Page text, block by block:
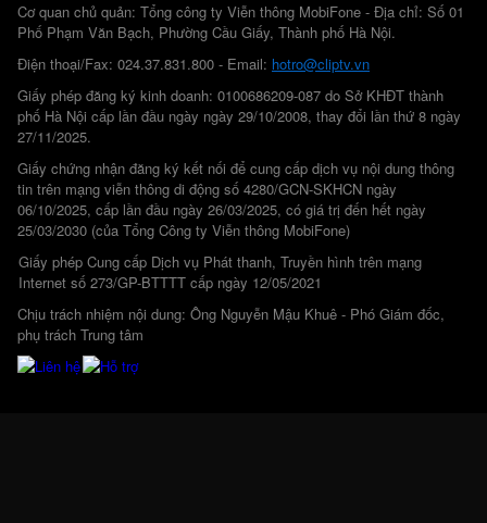
Cơ quan chủ quản: Tổng công ty Viễn thông MobiFone - Địa chỉ: Số 01
Phố Phạm Văn Bạch, Phường Cầu Giấy, Thành phố Hà Nội.
Điện thoại/Fax: 024.37.831.800 - Email: hotro@cliptv.vn
Giấy phép đăng ký kinh doanh: 0100686209-087 do Sở KHĐT thành
phố Hà Nội cấp lần đầu ngày ngày 29/10/2008, thay đổi lần thứ 8 ngày
27/11/2025.
Giấy chứng nhận đăng ký kết nối để cung cấp dịch vụ nội dung thông
tin trên mạng viễn thông di động số 4280/GCN-SKHCN ngày
06/10/2025, cấp lần đầu ngày 26/03/2025, có giá trị đến hết ngày
25/03/2030 (của Tổng Công ty Viễn thông MobiFone)
Giấy phép Cung cấp Dịch vụ Phát thanh, Truyền hình trên mạng
Internet số 273/GP-BTTTT cấp ngày 12/05/2021
Chịu trách nhiệm nội dung: Ông Nguyễn Mậu Khuê - Phó Giám đốc,
phụ trách Trung tâm